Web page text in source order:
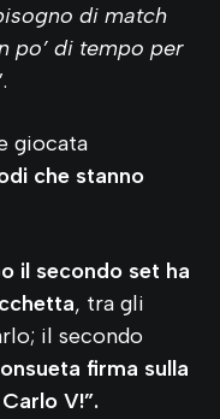
di match
po’ di tempo per
giocata
che stanno
il secondo set ha
, tra gli
il secondo
firma sulla
V!”.